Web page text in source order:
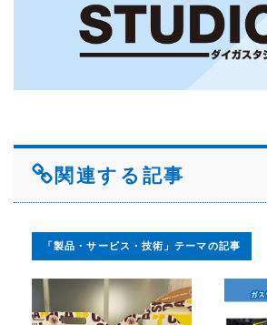
関連する記事
「製品・サービス・技術」テーマの記事